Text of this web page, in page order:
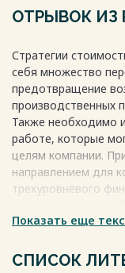
привлечь новых
продукцию.
Весь текст будет
ОТРЫВОК ИЗ
Стратегии
себя множество
предотвращение
производственных
Также необходимо
работе, которые
целям компании.
направлением для
трехуровневого
позволяют
Показать еще
СПИСОК